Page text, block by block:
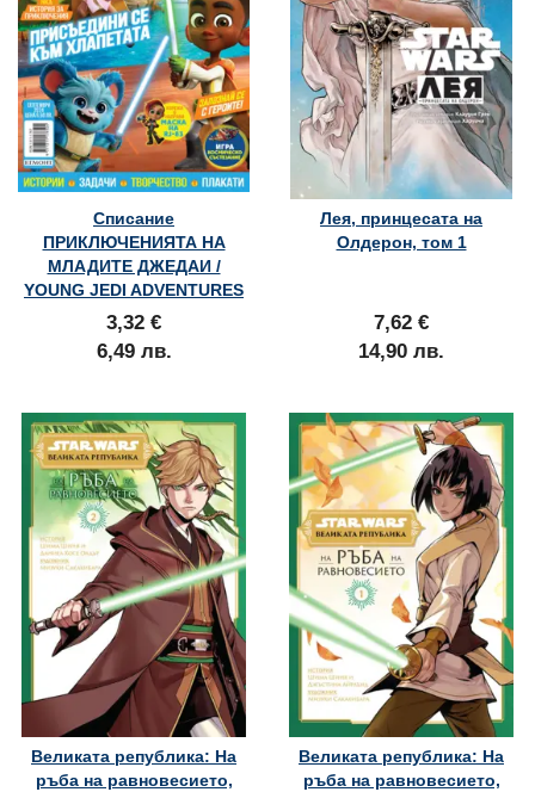
Списание
ПРИКЛЮЧЕНИЯТА НА
МЛАДИТЕ ДЖЕДАИ /
YOUNG JEDI ADVENTURES
3,32 €
6,49 лв.
Лея, принцесата на
Олдерон, том 1
7,62 €
14,90 лв.
Великата република: На
ръба на равновесието,
Великата република: На
ръба на равновесието,